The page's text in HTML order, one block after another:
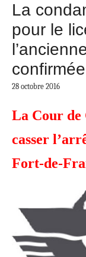
La
pour le
28 octobre 2016
La Cour de
casser
Fort-de-